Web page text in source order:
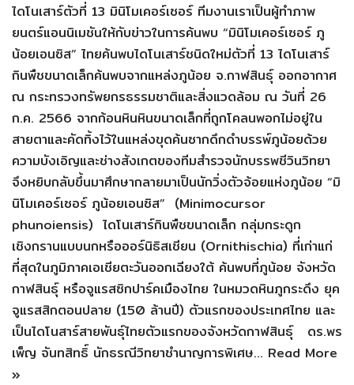
ไดโนเสาร์ตัวที่ 13 มินิโมเคอร์เซอร์ ทีมงานเราเป็นผู้ทำภาพ
ยนตร์แอนนิเมชันให้กับข่าวในการค้นพบ “มินิโมเคอร์เซอร์ ภู
น้อยเอนซิส” ไทยค้นพบไดโนเสาร์ชนิดใหม่ตัวที่ 13 ไดโนเสาร์
กินพืชขนาดเล็กค้นพบจากแหล่งภูน้อย จ.กาฬสินธุ์ ออกอากาศ
ณ กระทรวงทรัพยกรธรรมชาติและสิ่งแวดล้อม ณ วันที่ 26
ก.ค. 2566 จากก้อนหินหินขนาดเล็กที่ถูกโคลนพอกไม่อยู่ใน
สายตาและคัดทิ้งไว้ในแหล่งขุดค้นซากดึกดำบรรพ์ภูน้อยด้วย
ความบังเอิญและช่างสังเกตของทีมสำรวจนักบรรพชีวินวิทยา
จึงหยิบกลับขึ้นมาศึกษากลายมาเป็นนักวิ่งตัวจ้อยแห่งภูน้อย “มิ
นิโมเคอร์เซอร์ ภูน้อยเอนซิส” (Minimocursor
phunoiensis) ไดโนเสาร์กินพืชขนาดเล็ก กลุ่มกระดูก
เชิงกรานแบบนกหรือออร์นิธิสเชียน (Ornithischia) ที่เก่าแก่
ที่สุดในภูมิภาคเอเชียตะวันออกเฉียงใต้ ค้นพบที่ภูน้อย จังหวัด
กาฬสินธุ์ หรือจูแรสซิกปาร์คเมืองไทย ในหมวดหินภูกระดึง ยุค
จูแรสสิกตอนปลาย (150 ล้านปี) ตัวแรกของประเทศไทย และ
เป็นไดโนสาร์สายพันธุ์ไทยตัวแรกของจังหวัดกาฬสินธุ์ ดร.พร
เพ็ญ จันทสิทธิ์ นักธรณีวิทยาชำนาญการพิเศษ… Read More
»